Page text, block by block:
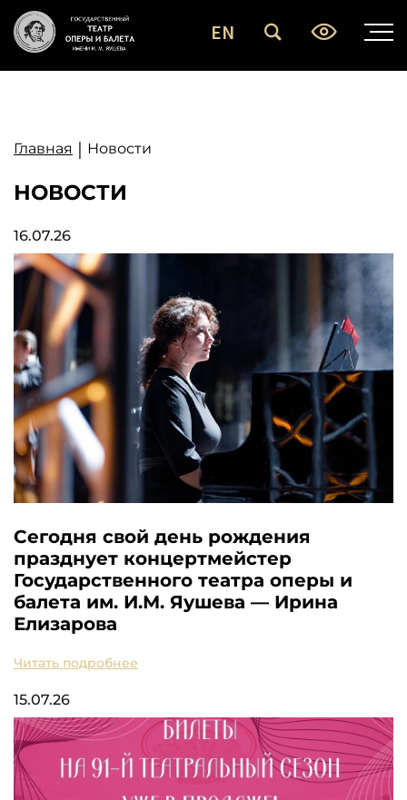
EN
Главная | Новости
НОВОСТИ
16.07.26
Сегодня свой день рождения
празднует концертмейстер
Государственного театра оперы и
балета им. И.М. Яушева — Ирина
Елизарова
Читать подробнее
15.07.26